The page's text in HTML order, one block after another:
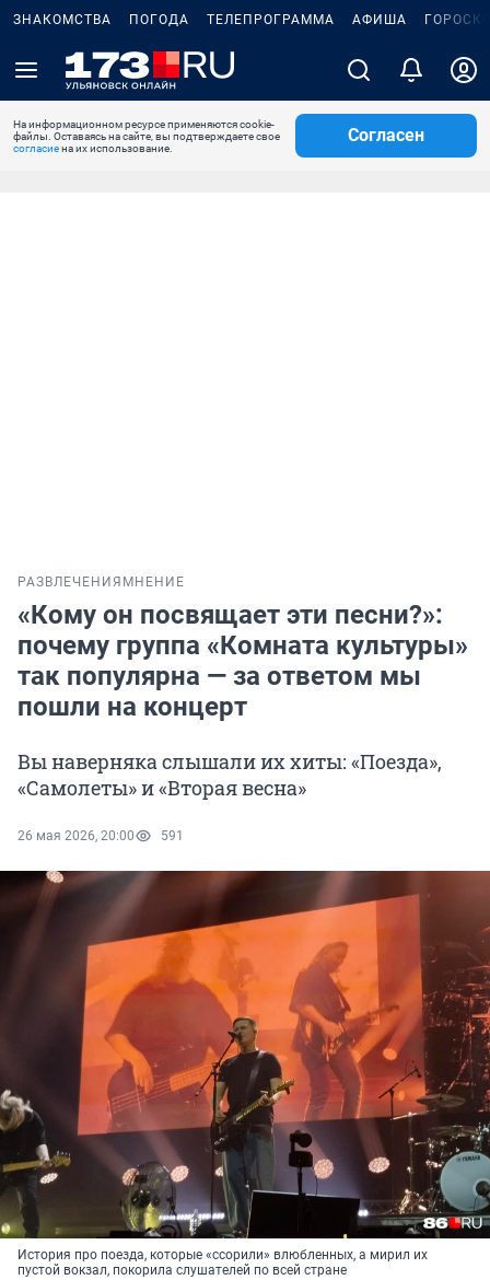
ЗНАКОМСТВА ПОГОДА ТЕЛЕПРОГРАММА АФИША
На информационном ресурсе применяются cookie-
файлы. Оставаясь на сайте, вы подтверждаете свое
согласиена их использование.
Согласен
РАЗВЛЕЧЕНИЯ МНЕНИЕ
«Кому он посвящает эти песни?»:
почему группа «Комната культуры»
так популярна — за ответом мы
пошли на концерт
Вы наверняка слышали их хиты: «Поезда»,
«Самолеты» и «Вторая весна»
26 мая 2026, 20:00 591
История про поезда, которые «ссорили» влюбленных, а мирил их
пустой вокзал, покорила слушателей по всей стране